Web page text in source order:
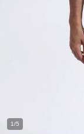
1/5